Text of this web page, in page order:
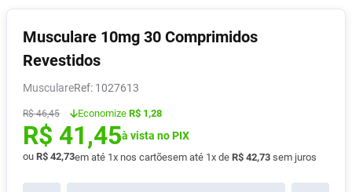
Musculare 10mg 30 Comprimidos
Revestidos
Musculare : 1027613
R$ 46,45 Economize R$ 1,28
R$ 41,45à vista no PIX
ou R$ 42,73em até 1x nos cartõesem até 1x de R$ 42,73 sem juros
5º Fralda G
6º Shampoo
7º Desodorante
8º Absorvente
9º Lavitan
10 º Vitamina D